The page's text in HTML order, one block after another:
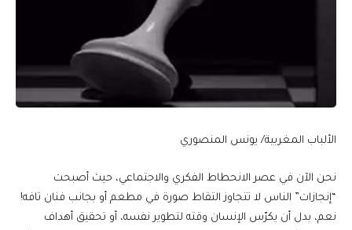
الألباب المغربية/ يونس المنصوري
نحن الآن في عصر الانحطاط الفكري والاجتماعي، حيث أصبحت
“إنجازات” الناس لا تتجاوز التقاط صورة في مطعم أو بجانب فنان تافه!
نعم، بدل أن يكرّس الإنسان وقته لتطوير نفسه، أو تحقيق أهداف